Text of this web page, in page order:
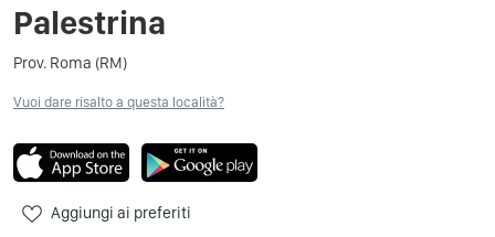
Palestrina
Prov. Roma (RM)
Vuoi dare risalto a questa località?
Aggiungi ai preferiti